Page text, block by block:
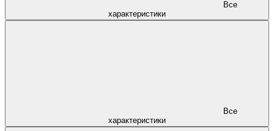
характеристики
характеристики